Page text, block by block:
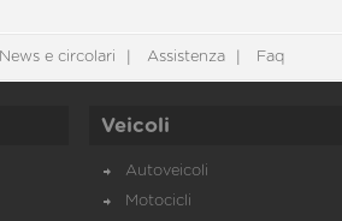
News e circolari Assistenza Faq
Veicoli
Autoveicoli
Motocicli